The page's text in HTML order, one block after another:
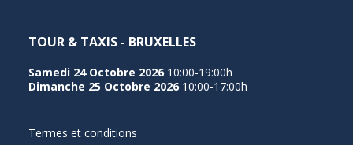
TOUR & TAXIS - BRUXELLES
Samedi 24 Octobre 2026 10:00-19:00h
Dimanche 25 Octobre 2026 10:00-17:00h
Termes et conditions